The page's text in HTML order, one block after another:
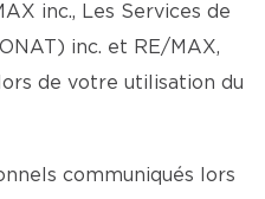
inc., Les Services de
inc. et RE/MAX,
de votre utilisation du
communiqués lors